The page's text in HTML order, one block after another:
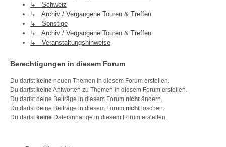
↳ Schweiz
↳ Archiv / Vergangene Touren & Treffen
↳ Sonstige
↳ Archiv / Vergangene Touren & Treffen
↳ Veranstaltungshinweise
Berechtigungen in diesem Forum
Du darfst keine neuen Themen in diesem Forum erstellen.
Du darfst keineAntworten zu Themen in diesem Forum erstellen.
Du darfst deine Beiträge in diesem Forum nicht ändern.
Du darfst deine Beiträge in diesem Forum nicht löschen.
Du darfst keine Dateianhänge in diesem Forum erstellen.